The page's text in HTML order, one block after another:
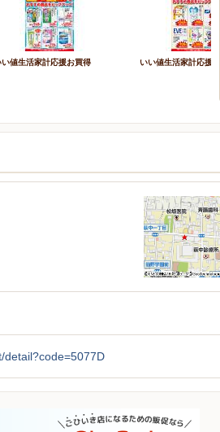
い値生活家計応援お買得 いい値生活家計応援お
detail?code=5077D